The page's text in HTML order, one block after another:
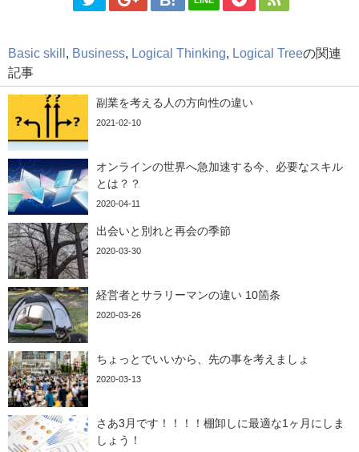
Basic skill Business Logical Thinking Logical Treeの関連
記事
副業を考える人の方向性の違い
2021-02-10
オンラインの世界へ急加速する今、必要なスキル
とは？？
2020-04-11
出会いと別れと再会の季節
2020-03-30
経営者とサラリーマンの違い 10箇条
2020-03-26
ちょっとでいいから、先の事を考えましょ
2020-03-13
さあ3月です！！！！棚卸しに最適な1ヶ月にしま
しょう！